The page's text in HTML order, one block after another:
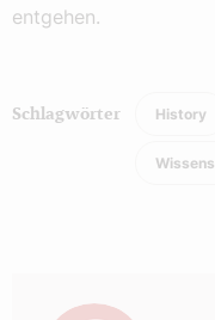
entgehen.
Schlagwörter History